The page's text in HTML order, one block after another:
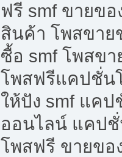
ฟรี smf ขายข
สินค้า โพสขาย
ซื้อ smf โพสข
โพสฟรีแคปชั่น
ให้ปัง smf แค
ออนไลน์ แคป
โพสฟรี ขายขอ